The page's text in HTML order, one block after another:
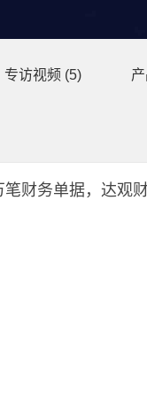
专访视频 (5)
笔财务单据，达观